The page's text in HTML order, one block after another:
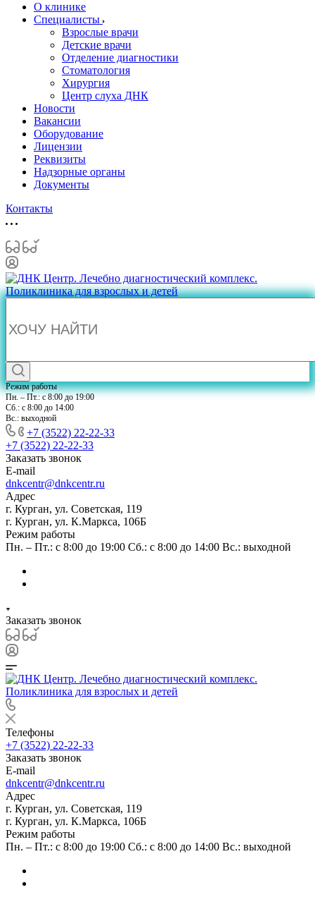
О клинике
Специалисты
Взрослые врачи
Детские врачи
Отделение диагностики
Стоматология
Хирургия
Центр слуха ДНК
Новости
Вакансии
Оборудование
Лицензии
Реквизиты
Надзорные органы
Документы
Контакты
Режим работы
Пн. – Пт.: с 8:00 до 19:00
Сб.: с 8:00 до 14:00
Вс.: выходной
+7 (3522) 22-22-33
+7 (3522) 22-22-33
Заказать звонок
E-mail
dnkcentr@dnkcentr.ru
Адрес
г. Курган, ул. Советская, 119
г. Курган, ул. К.Маркса, 106Б
Режим работы
Пн. – Пт.: с 8:00 до 19:00 Сб.: с 8:00 до 14:00 Вс.: выходной
Заказать звонок
Телефоны
+7 (3522) 22-22-33
Заказать звонок
E-mail
dnkcentr@dnkcentr.ru
Адрес
г. Курган, ул. Советская, 119
г. Курган, ул. К.Маркса, 106Б
Режим работы
Пн. – Пт.: с 8:00 до 19:00 Сб.: с 8:00 до 14:00 Вс.: выходной